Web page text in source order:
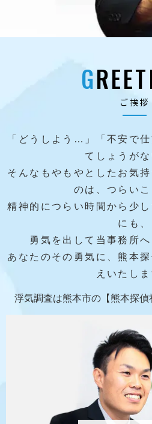
ご挨拶
「どうしよう…」「不安で
てしょうが
そんなもやもやとしたお気
のは、つらいこ
精神的につらい時間から少
にも、
勇気を出して当事務所
あなたのその勇気に、熊本
えいたしま
浮気調査は熊本市の【熊本探偵